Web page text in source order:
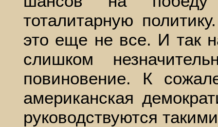
тоталитарную
это еще не все. И так
слишком
повиновение. К
американская
руководствуются